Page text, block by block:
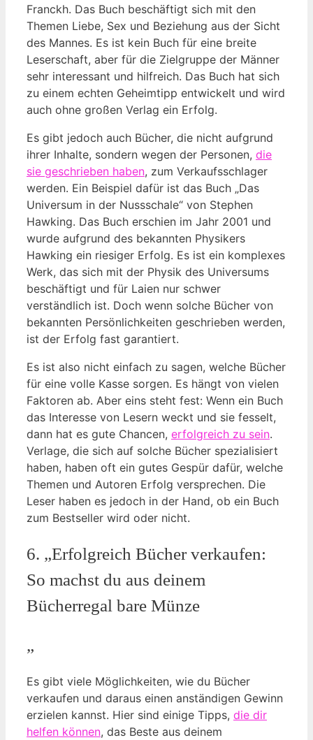
Franckh. Das Buch beschäftigt sich mit den
Themen Liebe, Sex und Beziehung aus der Sicht
des Mannes. Es ist kein Buch für eine breite
Leserschaft, aber für die Zielgruppe der Männer
sehr interessant und hilfreich. Das Buch hat sich
zu einem echten Geheimtipp entwickelt und wird
auch ohne großen Verlag ein Erfolg.
Es gibt jedoch auch Bücher, die nicht aufgrund
ihrer Inhalte, sondern wegen der Personen, die
sie geschrieben haben, zum Verkaufsschlager
werden. Ein Beispiel dafür ist das Buch „Das
Universum in der Nussschale“ von Stephen
Hawking. Das Buch erschien im Jahr 2001 und
wurde aufgrund des bekannten Physikers
Hawking ein riesiger Erfolg. Es ist ein komplexes
Werk, das sich mit der Physik des Universums
beschäftigt und für Laien nur schwer
verständlich ist. Doch wenn solche Bücher von
bekannten Persönlichkeiten geschrieben werden,
ist der Erfolg fast garantiert.
Es ist also nicht einfach zu sagen, welche Bücher
für eine volle Kasse sorgen. Es hängt von vielen
Faktoren ab. Aber eins steht fest: Wenn ein Buch
das Interesse von Lesern weckt und sie fesselt,
dann hat es gute Chancen, erfolgreich zu sein.
Verlage, die sich auf solche Bücher spezialisiert
haben, haben oft ein gutes Gespür dafür, welche
Themen und Autoren Erfolg versprechen. Die
Leser haben es jedoch in der Hand, ob ein Buch
zum Bestseller wird oder nicht.
6. „Erfolgreich Bücher verkaufen:
So machst du aus deinem
Bücherregal bare Münze
„
Es gibt viele Möglichkeiten, wie du Bücher
verkaufen und daraus einen anständigen Gewinn
erzielen kannst. Hier sind einige Tipps, die dir
helfen können, das Beste aus deinem